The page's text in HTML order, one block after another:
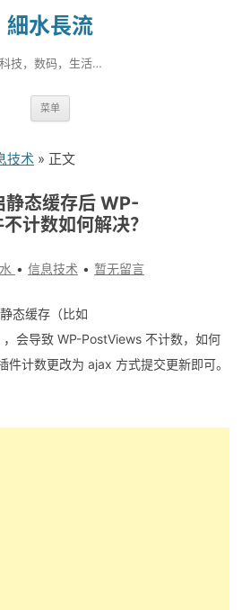
細水長流
科技，数码，生活…
菜单
到
容
技术 » 正文
态缓存后 WP-
计数如何解决？
信息技术 暂无留言
态缓存（比如
会导致 WP-PostViews 不计数，如何
件计数更改为 ajax 方式提交更新即可。